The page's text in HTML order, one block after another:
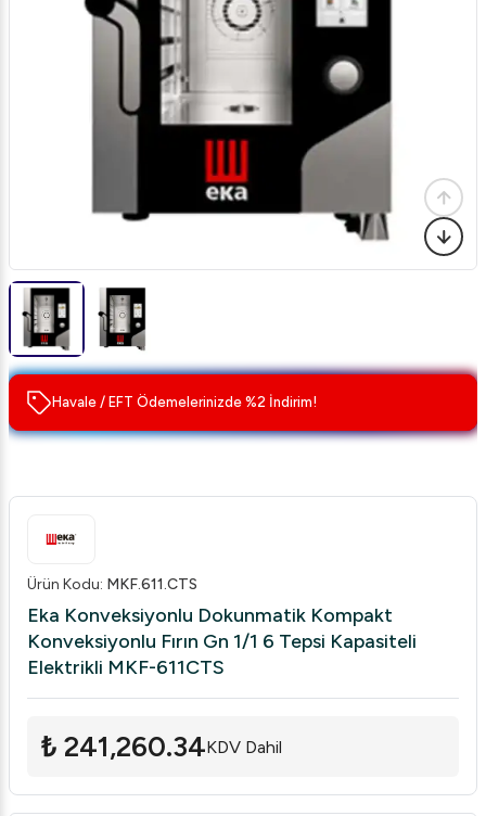
Havale / EFT Ödemelerinizde %2 İndirim!
Ürün Kodu: MKF.611.CTS
Eka Konveksiyonlu Dokunmatik Kompakt
Konveksiyonlu Fırın Gn 1/1 6 Tepsi Kapasiteli
Elektrikli MKF-611CTS
₺ 241,260.34KDV Dahil